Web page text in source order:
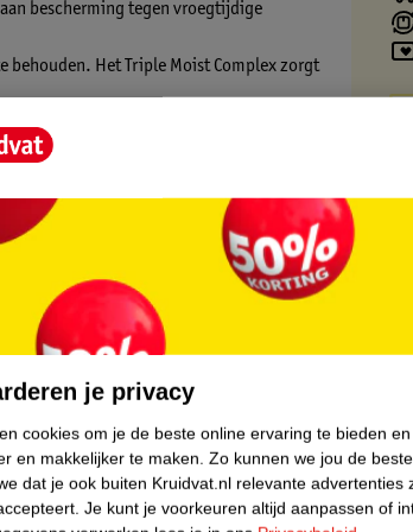
bescherming tegen vroegtijdige
behouden. Het Triple Moist Complex zorgt
de verhoogde uv A concentratie.
tegen invloeden van buitenaf.
Dit bestaat uit drie essentiële
laagje op je huidoppervlak vormen.
peil.
je privacy
cookies om je de beste online ervaring te bieden
en makkelijker te maken. Zo kunnen we jou de
dat je ook buiten Kruidvat.nl relevante advertenties
Je kunt je voorkeuren altijd aanpassen of